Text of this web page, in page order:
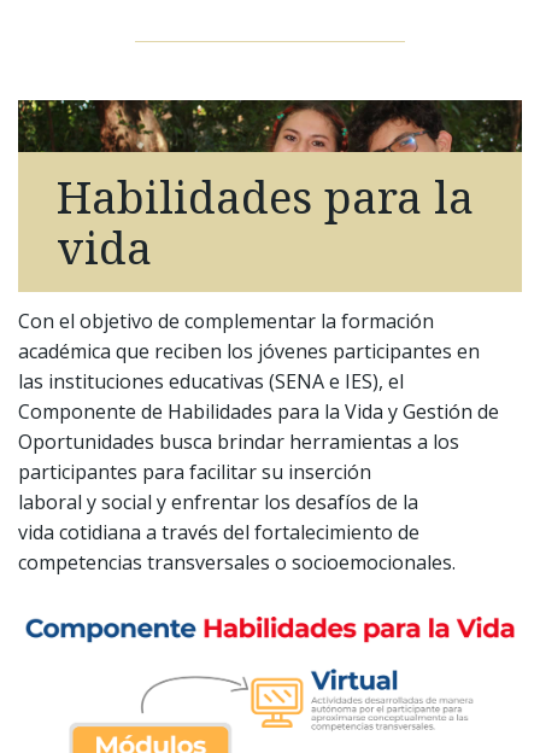
Habilidades para la
vida
Con el objetivo de complementar la formación
académica que reciben los jóvenes participantes en
las instituciones educativas (SENA e IES), el
Componente de Habilidades para la Vida y Gestión de
Oportunidades busca brindar herramientas a los
participantes para facilitar su inserción
laboral y social y enfrentar los desafíos de la
vida cotidiana a través del fortalecimiento de
competencias transversales o socioemocionales.